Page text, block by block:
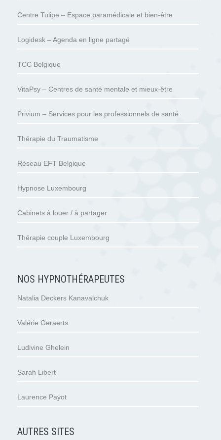
Centre Tulipe – Espace paramédicale et bien-être
Logidesk – Agenda en ligne partagé
TCC Belgique
VitaPsy – Centres de santé mentale et mieux-être
Privium – Services pour les professionnels de santé
Thérapie du Traumatisme
Réseau EFT Belgique
Hypnose Luxembourg
Cabinets à louer / à partager
Thérapie couple Luxembourg
NOS HYPNOTHÉRAPEUTES
Natalia Deckers Kanavalchuk
Valérie Geraerts
Ludivine Ghelein
Sarah Libert
Laurence Payot
AUTRES SITES